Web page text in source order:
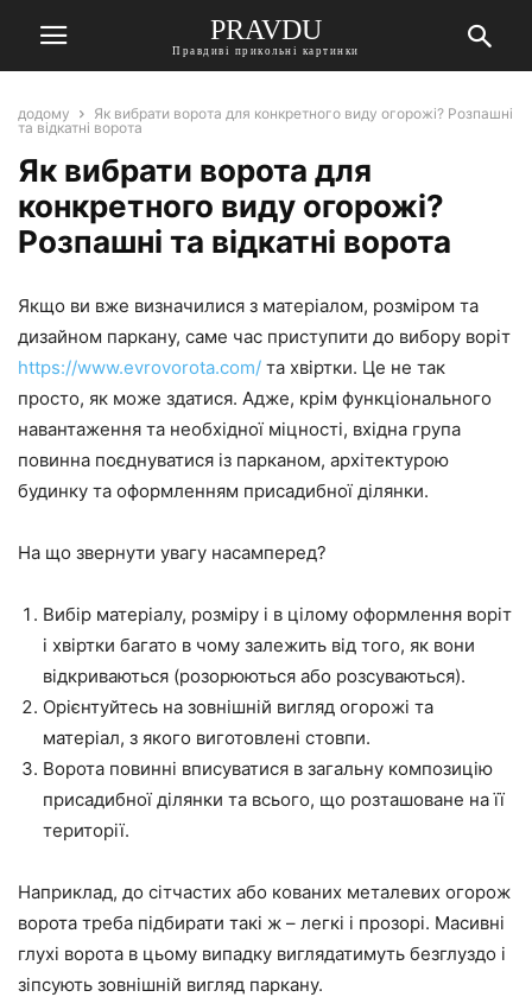
PRAVDU
Правдиві прикольні картинки
додому
Як вибрати ворота для конкретного виду огорожі? Розпашні
та відкатні ворота
Як вибрати ворота для
конкретного виду огорожі?
Розпашні та відкатні ворота
Якщо ви вже визначилися з матеріалом, розміром та
дизайном паркану, саме час приступити до вибору воріт
https://www.evrovorota.com/ та хвіртки. Це не так
просто, як може здатися. Адже, крім функціонального
навантаження та необхідної міцності, вхідна група
повинна поєднуватися із парканом, архітектурою
будинку та оформленням присадибної ділянки.
На що звернути увагу насамперед?
Вибір матеріалу, розміру і в цілому оформлення воріт
і хвіртки багато в чому залежить від того, як вони
відкриваються (розорюються або розсуваються).
Орієнтуйтесь на зовнішній вигляд огорожі та
матеріал, з якого виготовлені стовпи.
Ворота повинні вписуватися в загальну композицію
присадибної ділянки та всього, що розташоване на її
території.
Наприклад, до сітчастих або кованих металевих огорож
ворота треба підбирати такі ж – легкі і прозорі. Масивні
глухі ворота в цьому випадку виглядатимуть безглуздо і
зіпсують зовнішній вигляд паркану.